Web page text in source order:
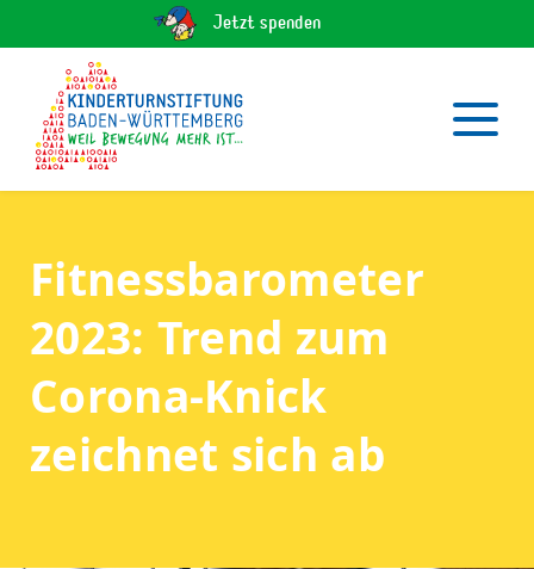
Jetzt spenden
Fitnessbarometer
2023: Trend zum
Corona-Knick
zeichnet sich ab